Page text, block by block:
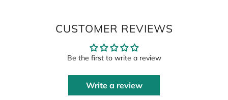
werden kann/soll.
CUSTOMER REVIEWS